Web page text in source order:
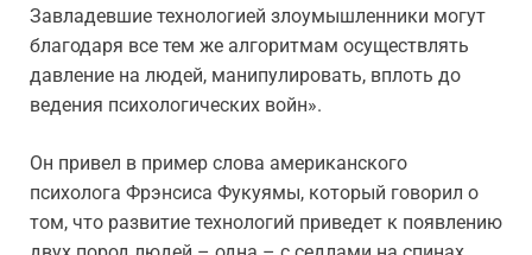
Завладевшие технологией злоумышленники могут
благодаря все тем же алгоритмам осуществлять
давление на людей, манипулировать, вплоть до
ведения психологических войн».
Он привел в пример слова американского
психолога Фрэнсиса Фукуямы, который говорил о
том, что развитие технологий приведет к появлению